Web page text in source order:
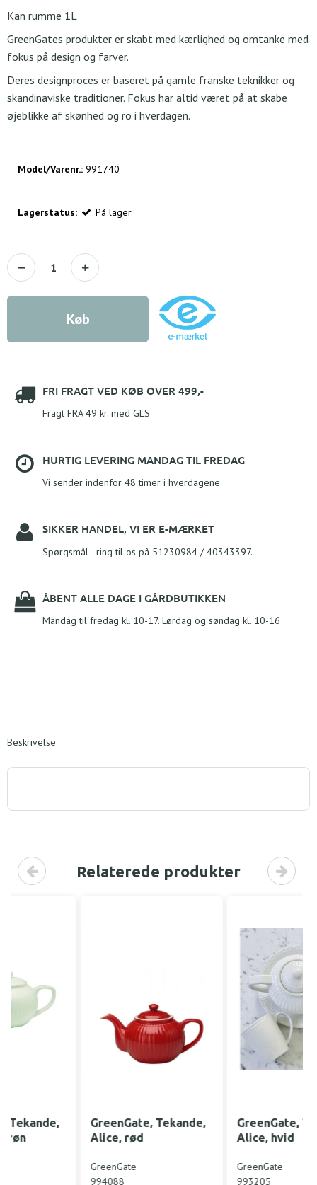
Kan rumme 1L
GreenGates produkter er skabt med kærlighed og omtanke med
fokus på design og farver.
Deres designproces er baseret på gamle franske teknikker og
skandinaviske traditioner. Fokus har altid været på at skabe
øjeblikke af skønhed og ro i hverdagen.
Model/Varenr.: 991740
Lagerstatus: På lager
Køb
FRI FRAGT VED KØB OVER 499,-
Fragt FRA 49 kr. med GLS
HURTIG LEVERING MANDAG TIL FREDAG
Vi sender indenfor 48 timer i hverdagene
SIKKER HANDEL, VI ER E-MÆRKET
Spørgsmål - ring til os på 51230984 / 40343397.
ÅBENT ALLE DAGE I GÅRDBUTIKKEN
Mandag til fredag kl. 10-17. Lørdag og søndag kl. 10-16
Beskrivelse
Relaterede produkter
GreenGate, Tekande,
Alice, rød
GreenGate, Tekande,